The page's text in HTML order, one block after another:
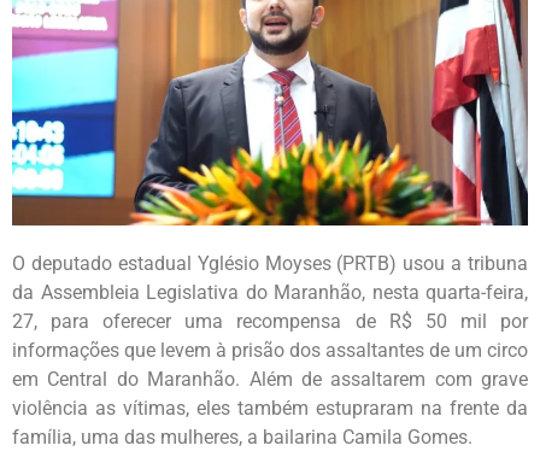
O deputado estadual Yglésio Moyses (PRTB) usou a tribuna
da Assembleia Legislativa do Maranhão, nesta quarta-feira,
27, para oferecer uma recompensa de R$ 50 mil por
informações que levem à prisão dos assaltantes de um circo
em Central do Maranhão. Além de assaltarem com grave
violência as vítimas, eles também estupraram na frente da
família, uma das mulheres, a bailarina Camila Gomes.